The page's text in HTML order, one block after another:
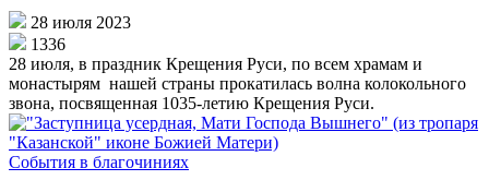
28 июля 2023
1336
28 июля, в праздник Крещения Руси, по всем храмам и
монастырям нашей страны прокатилась волна колокольного
звона, посвященная 1035-летию Крещения Руси.
События в благочиниях